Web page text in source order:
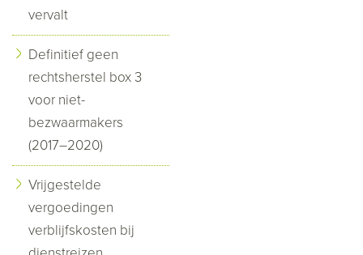
vervalt
Definitief geen
rechtsherstel box 3
voor niet-
bezwaarmakers
(2017–2020)
Vrijgestelde
vergoedingen
verblijfskosten bij